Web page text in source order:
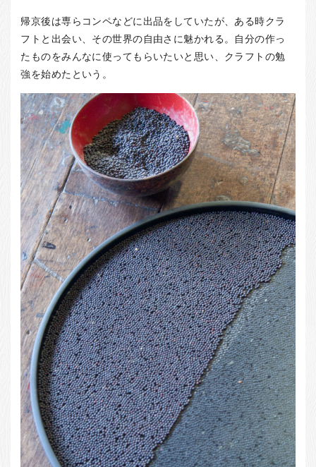
帰京後は専らコンペなどに出品をしていたが、ある時クラ
フトと出会い、その世界の自由さに魅かれる。自分の作っ
たものをみんなに使ってもらいたいと思い、クラフトの勉
強を始めたという。